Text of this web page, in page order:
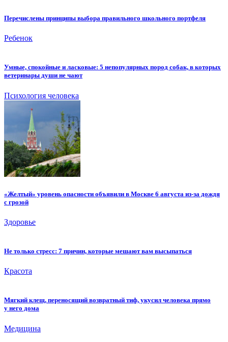
Перечислены принципы выбора правильного школьного портфеля
Ребенок
Умные, спокойные и ласковые: 5 непопулярных пород собак, в которых
ветеринары души не чают
Психология человека
«Желтый» уровень опасности объявили в Москве 6 августа из-за дождя
с грозой
Здоровье
Не только стресс: 7 причин, которые мешают вам высыпаться
Красота
Мягкий клещ, переносящий возвратный тиф, укусил человека прямо
у него дома
Медицина